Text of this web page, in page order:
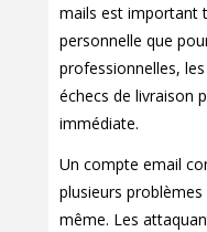
mails est important
personnelle que
professionnelles,
échecs de livraison
immédiate.
Un compte email
plusieurs problèmes
même. Les